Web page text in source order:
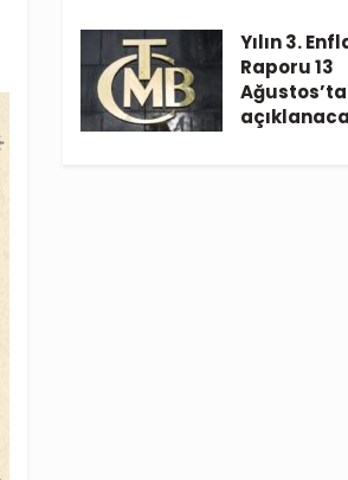
Yılın 3.
Raporu 13
Ağustos’ta